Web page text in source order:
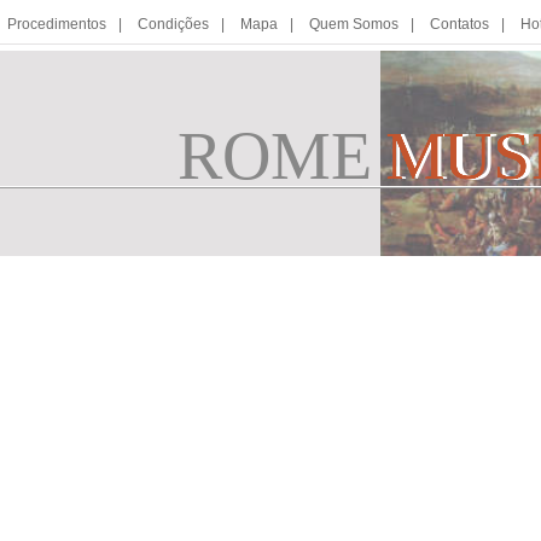
Procedimentos Condições Mapa Quem Somos Contatos
ROME MUS